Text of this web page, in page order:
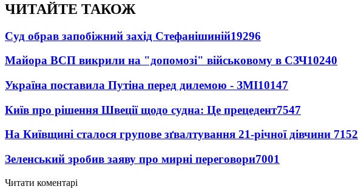
ЧИТАЙТЕ ТАКОЖ
Суд обрав запобіжний захід Стефанішиній19296
Майора ВСП викрили на "допомозі" військовому в СЗЧ10240
Україна поставила Путіна перед дилемою - ЗМІ10147
Київ про рішення Швеції щодо судна: Це прецедент7547
На Київщині сталося групове зґвалтування 21-річної дівчини 7152
Зеленський зробив заяву про мирні переговори7001
Читати коментарі